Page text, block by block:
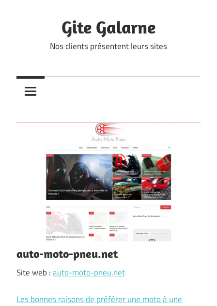
Gite Galarne
Nos clients présentent leurs sites
auto-moto-pneu.net
Site web :auto-moto-pneu.net
Les bonnes raisons de préférer une moto à une